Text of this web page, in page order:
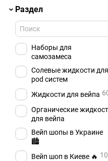
Раздел
Наборы для
самозамеса
Солевые жидкости для
pod систем
Жидкости для вейпа
Органические
для вейпа
Вейп шопы в Украине
🏙️
Вейп шоп в Киеве 🔥